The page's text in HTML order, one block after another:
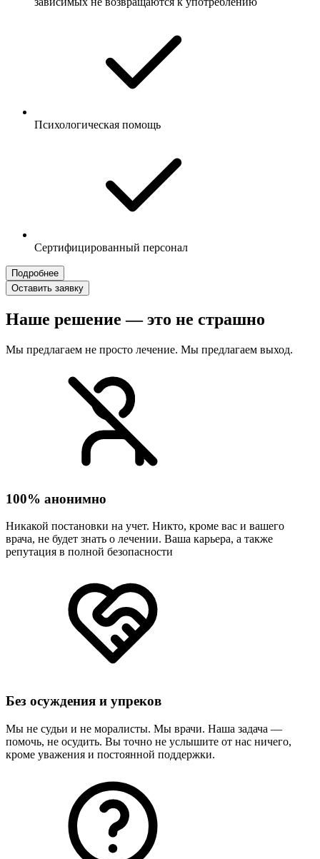
Психологическая помощь
Сертифицированный персонал
Подробнее
Оставить заявку
Наше решение — это не страшно
Мы предлагаем не просто лечение. Мы предлагаем выход.
100% анонимно
Никакой постановки на учет. Никто, кроме вас и вашего
врача, не будет знать о лечении. Ваша карьера, а также
репутация в полной безопасности
Без осуждения и упреков
Мы не судьи и не моралисты. Мы врачи. Наша задача —
помочь, не осудить. Вы точно не услышите от нас ничего,
кроме уважения и постоянной поддержки.